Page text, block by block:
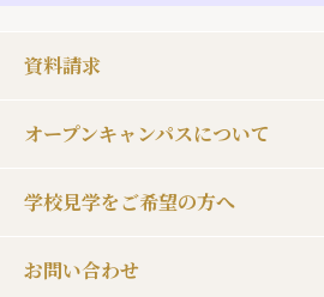
資料請求
オープンキャンパスについて
学校見学をご希望の方へ
お問い合わせ